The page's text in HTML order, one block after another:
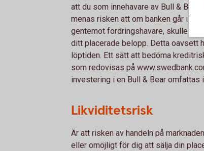
att du som innehavare av Bull &
menas risken att om banken går i
gentemot fordringshavare, skulle du
ditt placerade belopp. Detta oavsett
löptiden. Ett sätt att bedöma
som redovisas på
investering i en Bull & Bear
Likviditetsrisk
Är att risken av handeln på
eller omöjligt för dig att sälja din